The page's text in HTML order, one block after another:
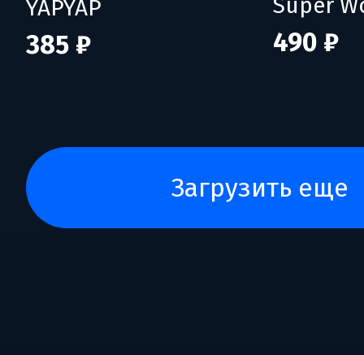
YAPYAP
385 ₽ 490 ₽
загрузить еще